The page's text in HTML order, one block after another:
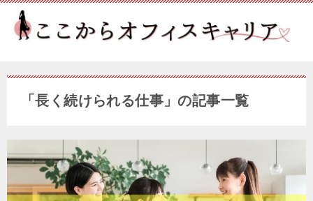
「長く続けられる仕事」の記事一覧